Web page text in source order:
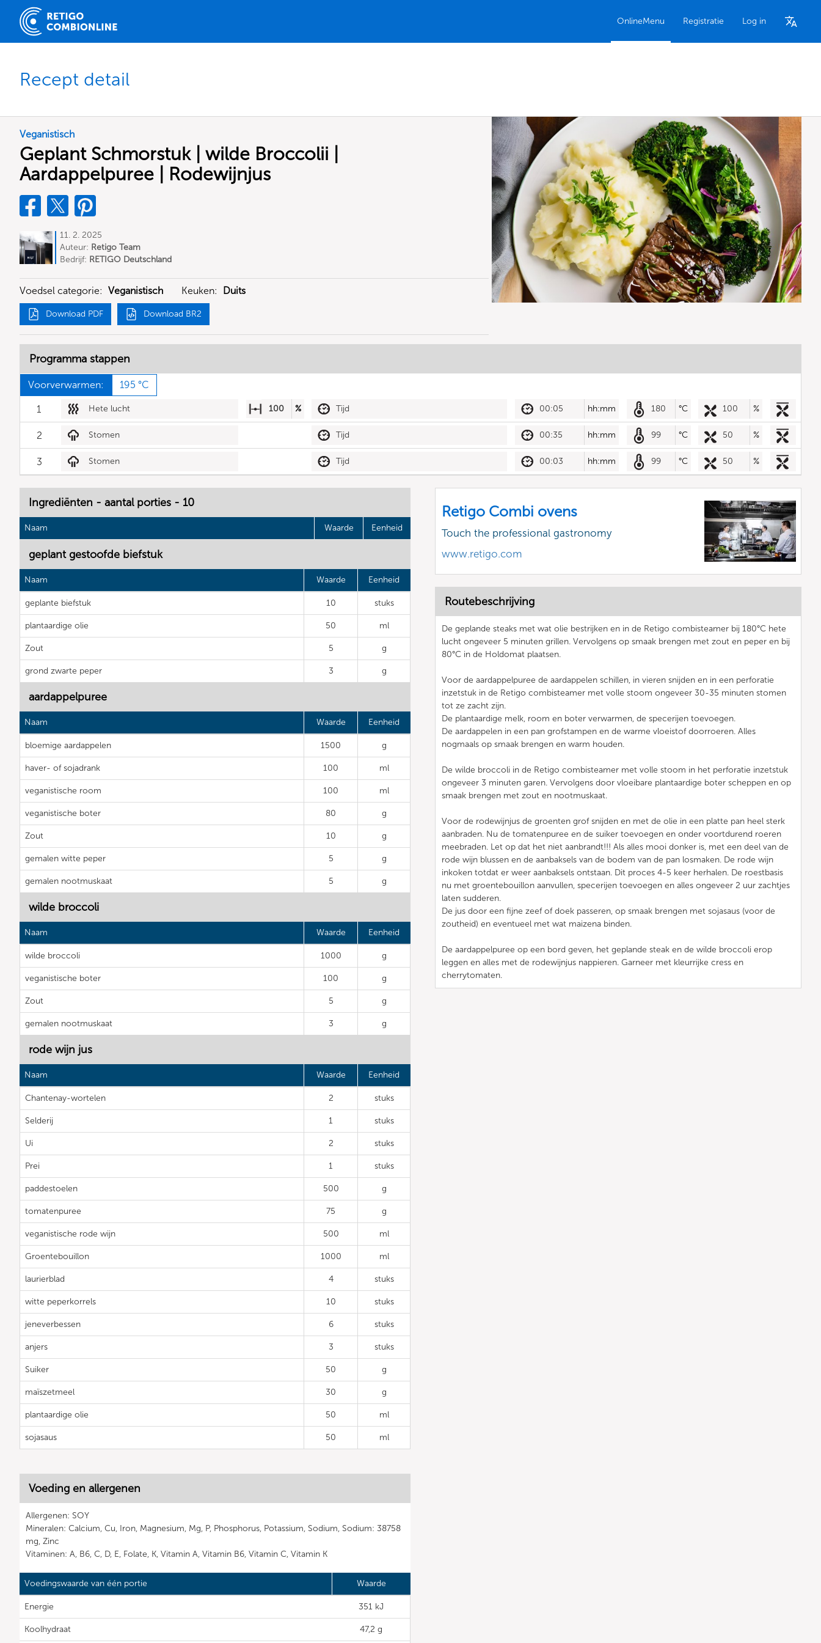
OnlineMenu Registratie Log in
Recept detail
Veganistisch
Geplant Schmorstuk | wilde Broccolii |
Aardappelpuree | Rodewijnjus
11. 2. 2025
Auteur: Retigo Team
Deutschland
Bedrijf: RETIGO Deutschland
Voedsel categorie: Veganistisch Keuken: Duits
Download PDF Download BR2
Programma stappen
Voorverwarmen: 195 °C
1 Hete lucht 100 % Tijd 00:05 hh:mm 180 °C 100 %
2 Stomen Tijd 00:35 hh:mm 99 °C 50 %
3 Stomen Tijd 00:03 hh:mm 99 °C 50 %
Ingrediënten - aantal porties - 10
Naam Waarde Eenheid
geplant gestoofde biefstuk
Naam Waarde Eenheid
geplante biefstuk 10 stuks
plantaardige olie 50 ml
Zout 5 g
grond zwarte peper 3 g
aardappelpuree
Naam Waarde Eenheid
bloemige aardappelen 1500 g
haver- of sojadrank 100 ml
veganistische room 100 ml
veganistische boter 80 g
Zout 10 g
gemalen witte peper 5 g
gemalen nootmuskaat 5 g
wilde broccoli
Naam Waarde Eenheid
wilde broccoli 1000 g
veganistische boter 100 g
Zout 5 g
gemalen nootmuskaat 3 g
rode wijn jus
Naam Waarde Eenheid
Chantenay-wortelen 2 stuks
Selderij 1 stuks
Ui 2 stuks
Prei 1 stuks
paddestoelen 500 g
tomatenpuree 75 g
veganistische rode wijn 500 ml
Groentebouillon 1000 ml
laurierblad 4 stuks
witte peperkorrels 10 stuks
jeneverbessen 6 stuks
anjers 3 stuks
Suiker 50 g
maïszetmeel 30 g
plantaardige olie 50 ml
sojasaus 50 ml
Voeding en allergenen
Allergenen: SOY
Mineralen: Calcium, Cu, Iron, Magnesium, Mg, P, Phosphorus, Potassium, Sodium, Sodium: 38758
mg, Zinc
Vitaminen: A, B6, C, D, E, Folate, K, Vitamin A, Vitamin B6, Vitamin C, Vitamin K
Voedingswaarde van één portie Waarde
Energie 351 kJ
Koolhydraat 47,2 g
Retigo Combi ovens
Touch the professional gastronomy
www.retigo.com
Routebeschrijving
De geplande steaks met wat olie bestrijken en in de Retigo combisteamer bij 180°C hete
lucht ongeveer 5 minuten grillen. Vervolgens op smaak brengen met zout en peper en bij
80°C in de Holdomat plaatsen.
Voor de aardappelpuree de aardappelen schillen, in vieren snijden en in een perforatie
inzetstuk in de Retigo combisteamer met volle stoom ongeveer 30-35 minuten stomen
tot ze zacht zijn.
De plantaardige melk, room en boter verwarmen, de specerijen toevoegen.
De aardappelen in een pan grofstampen en de warme vloeistof doorroeren. Alles
nogmaals op smaak brengen en warm houden.
De wilde broccoli in de Retigo combisteamer met volle stoom in het perforatie inzetstuk
ongeveer 3 minuten garen. Vervolgens door vloeibare plantaardige boter scheppen en op
smaak brengen met zout en nootmuskaat.
Voor de rodewijnjus de groenten grof snijden en met de olie in een platte pan heel sterk
aanbraden. Nu de tomatenpuree en de suiker toevoegen en onder voortdurend roeren
meebraden. Let op dat het niet aanbrandt!!! Als alles mooi donker is, met een deel van de
rode wijn blussen en de aanbaksels van de bodem van de pan losmaken. De rode wijn
inkoken totdat er weer aanbaksels ontstaan. Dit proces 4-5 keer herhalen. De roestbasis
nu met groentebouillon aanvullen, specerijen toevoegen en alles ongeveer 2 uur zachtjes
laten sudderen.
De jus door een fijne zeef of doek passeren, op smaak brengen met sojasaus (voor de
zoutheid) en eventueel met wat maizena binden.
De aardappelpuree op een bord geven, het geplande steak en de wilde broccoli erop
leggen en alles met de rodewijnjus nappieren. Garneer met kleurrijke cress en
cherrytomaten.